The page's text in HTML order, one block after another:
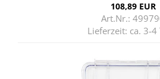
108,89 EUR
Art.Nr.:
Lieferzeit: ca. 3-4